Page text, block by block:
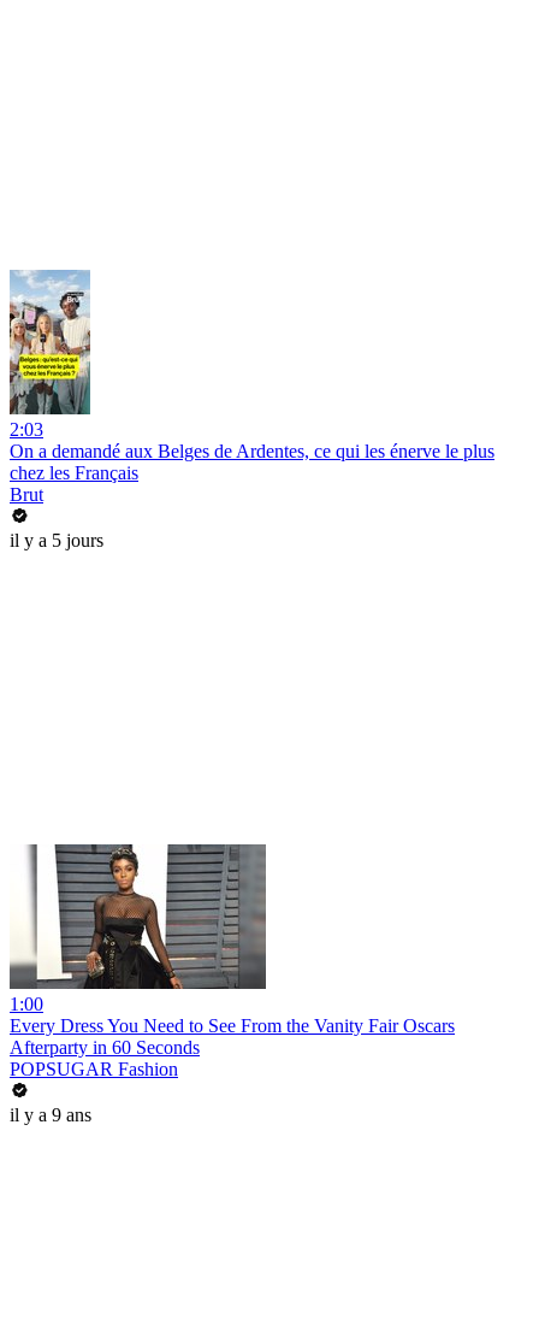
2:03
On a demandé aux Belges de Ardentes, ce qui les énerve le plus
chez les Français
Brut
il y a 5 jours
1:00
Every Dress You Need to See From the Vanity Fair Oscars
Afterparty in 60 Seconds
POPSUGAR Fashion
il y a 9 ans